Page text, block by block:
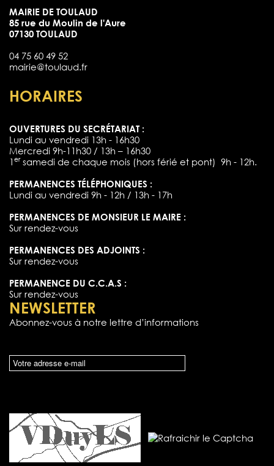
MAIRIE DE TOULAUD
85 rue du Moulin de l'Aure
07130 TOULAUD
04 75 60 49 52
mairie@toulaud.fr
HORAIRES
OUVERTURES DU SECRÉTARIAT :
Lundi au vendredi 13h - 16h30
Mercredi 9h-11h30 / 13h – 16h30
1 ersamedi de chaque mois (hors férié et pont) 9h - 12h.
PERMANENCES TÉLÉPHONIQUES :
Lundi au vendredi 9h - 12h / 13h - 17h
PERMANENCES DE MONSIEUR LE MAIRE :
Sur rendez-vous
PERMANENCES DES ADJOINTS :
Sur rendez-vous
PERMANENCE DU C.C.A.S :
Sur rendez-vous
NEWSLETTER
Abonnez-vous à notre lettre d’informations